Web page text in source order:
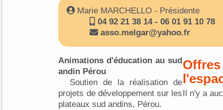
Marie MARCHELLO - Présidente
04 92 21 38 14 - 06 01 91 10 78
asso.melgar@yahoo.fr
Animations d'éducation au sud
andin Pérou
Soutien de la réalisation de
projets de développement sur les
plateaux sud andins, Pérou.
Il n'y a